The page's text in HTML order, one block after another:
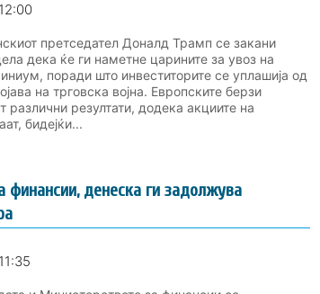
претседател Доналд Трамп се закани
дека ќе ги наметне царините за увоз на
поради што инвеститорите се уплашија од
на трговска војна. Европските берзи
различни резултати, додека акциите на
бидејќи...
денеска ги задолжува